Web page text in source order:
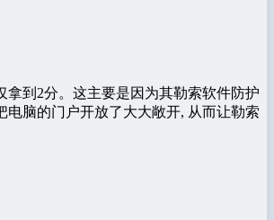
到2分。这主要是因为其勒索软件防护
脑的门户开放了大大敞开, 从而让勒索